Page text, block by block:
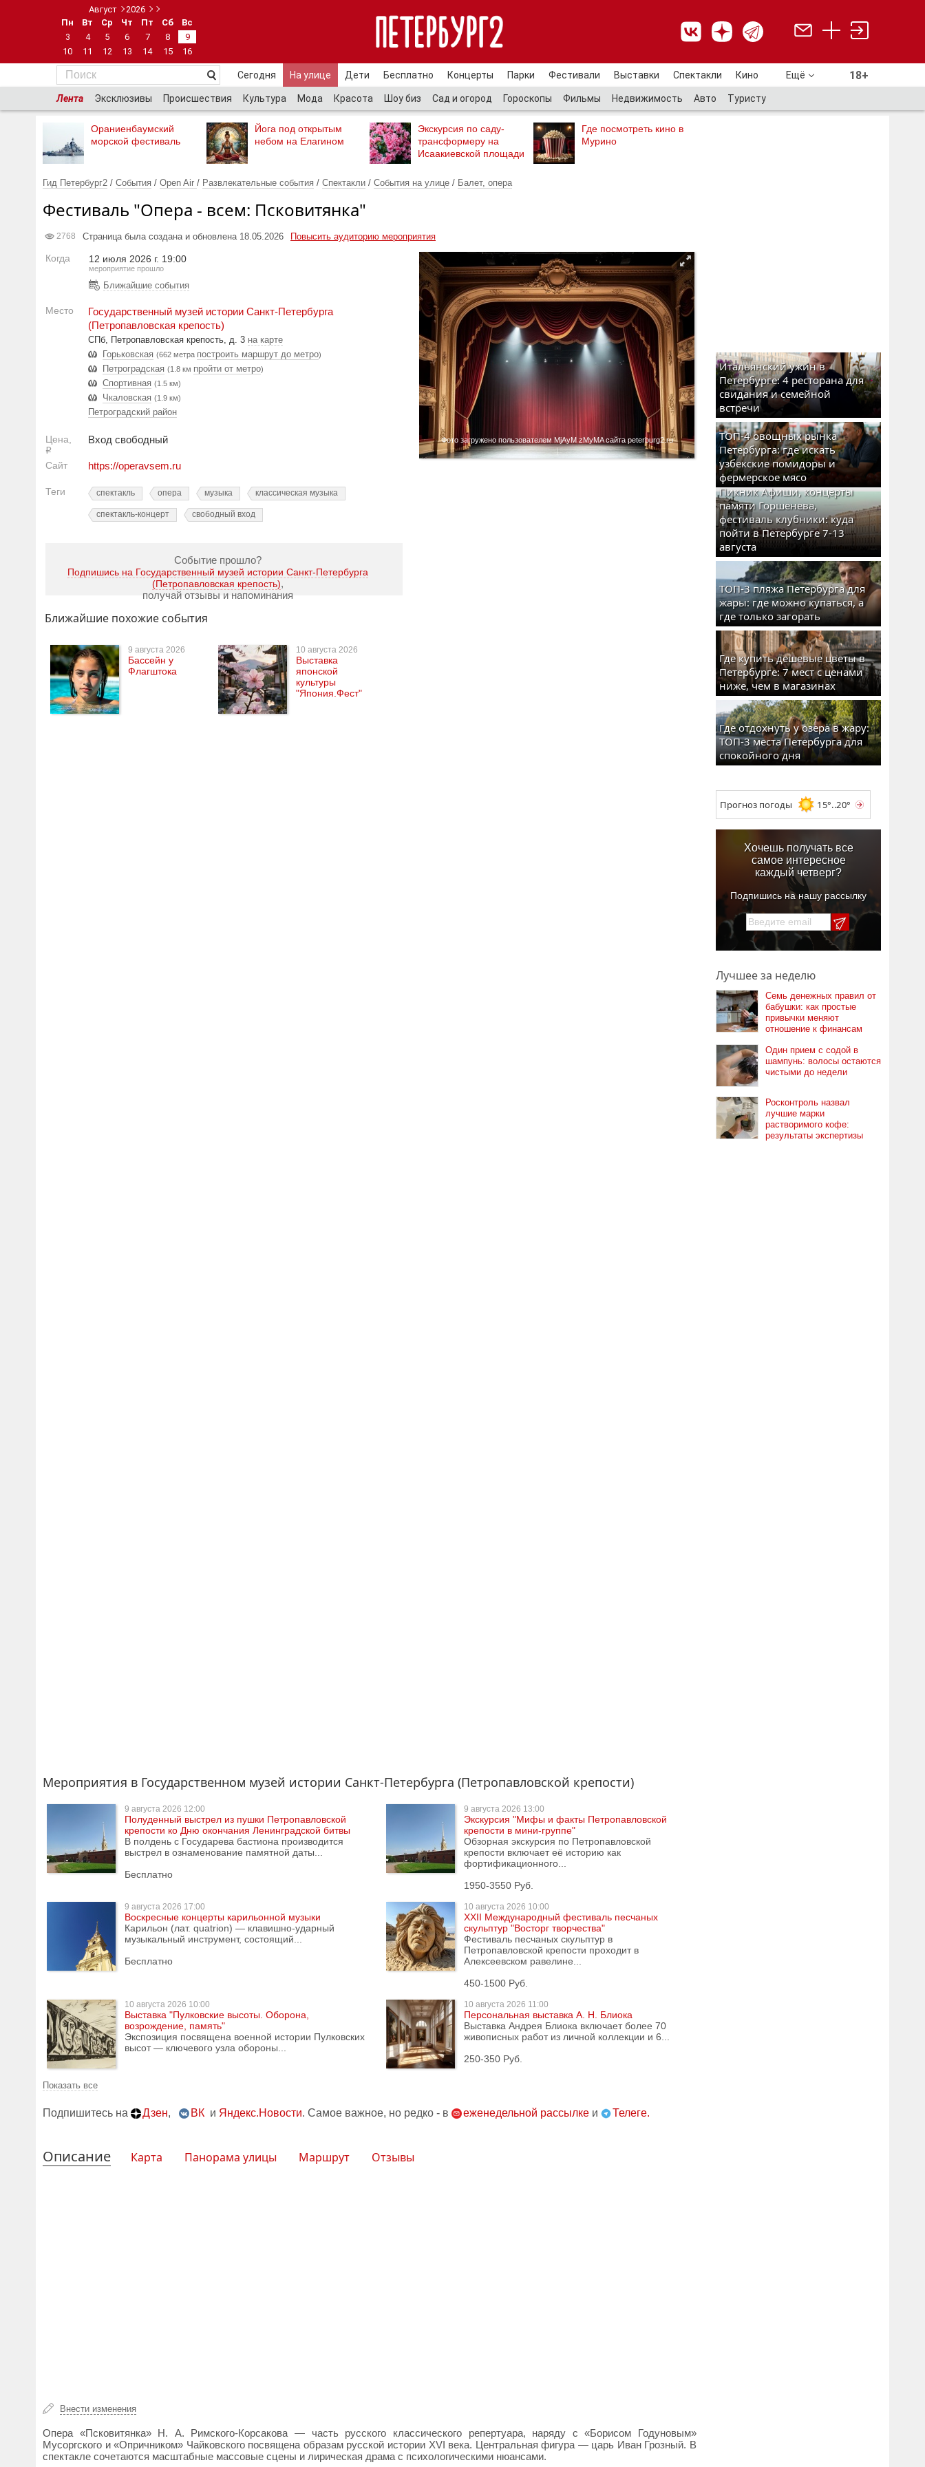
Август
2026
Пн
Вт Ср Чт Пт Сб
Вс
3
4 5 6 7 8
9
10
11 12 13 14 15 16
Сегодня На улице Дети Бесплатно Концерты Парки Фестивали Выставки Спектакли Кино Ещё 18+
Лента Эксклюзивы Происшествия Культура Мода Красота Шоу биз Сад и огород Гороскопы Фильмы Недвижимость Авто Туристу
Ораниенбаумский
морской фестиваль
Йога под открытым
небом на Елагином
Экскурсия по саду-
трансформеру на
Исаакиевской площади
Где посмотреть кино в
Мурино
Гид Петербург2 / События / Оpen Air / Развлекательные события / Спектакли / События на улице / Балет, опера
Фестиваль "Опера - всем: Псковитянка"
2768 Страница была создана и обновлена 18.05.2026 Повысить аудиторию мероприятия
Когда 12 июля 2026 г. 19:00
мероприятие прошло
Ближайшие события
Место
Государственный музей истории Санкт-Петербурга
(Петропавловская крепость)
СПб, Петропавловская крепость, д. 3 на карте
Горьковская (662 метра построить маршрут до метро)
Петроградская (1.8 км пройти от метро)
Спортивная (1.5 км)
Чкаловская (1.9 км)
Петроградский район
Цена,
Р
Вход свободный
Сайт https://operavsem.ru
Теги спектакль опера музыка классическая музыка
спектакль-концерт свободный вход
Событие прошло?
Подпишись на Государственный музей истории Санкт-Петербурга
(Петропавловская крепость),
получай отзывы и напоминания
Фото загружено пользователем MjAyM zMyMA сайта peterburg2.ru
Ближайшие похожие события
9 августа 2026
Бассейн у
Флагштока
10 августа 2026
Выставка
японской
культуры
"Япония.Фест"
Мероприятия в Государственном музей истории Санкт-Петербурга (Петропавловской крепости)
9 августа 2026 12:00
Полуденный выстрел из пушки Петропавловской
крепости ко Дню окончания Ленинградской битвы
В полдень с Государева бастиона производится
выстрел в ознаменование памятной даты...
Бесплатно
9 августа 2026 13:00
Экскурсия "Мифы и факты Петропавловской
крепости в мини-группе"
Обзорная экскурсия по Петропавловской
крепости включает её историю как
фортификационного...
1950-3550 Руб.
9 августа 2026 17:00
Воскресные концерты карильонной музыки
Карильон (лат. quatrion) — клавишно-ударный
музыкальный инструмент, состоящий...
Бесплатно
10 августа 2026 10:00
XXII Международный фестиваль песчаных
скульптур "Восторг творчества"
Фестиваль песчаных скульптур в
Петропавловской крепости проходит в
Алексеевском равелине...
450-1500 Руб.
10 августа 2026 10:00
Выставка "Пулковские высоты. Оборона,
возрождение, память"
Экспозиция посвящена военной истории Пулковских
высот — ключевого узла обороны...
10 августа 2026 11:00
Персональная выставка А. Н. Блиока
Выставка Андрея Блиока включает более 70
живописных работ из личной коллекции и 6...
250-350 Руб.
Показать все
Подпишитесь на Дзен, ВК и Яндекс.Новости. Самое важное, но редко - в еженедельной рассылке и Телеге.
Описание Карта Панорама улицы Маршрут Отзывы
Внести изменения
Опера «Псковитянка» Н. А. Римского-Корсакова — часть русского классического репертуара, наряду с «Борисом Годуновым»
Мусоргского и «Опричником» Чайковского посвящена образам русской истории XVI века. Центральная фигура — царь Иван Грозный. В
спектакле сочетаются масштабные массовые сцены и лирическая драма с психологическими нюансами.
Итальянский ужин в
Петербурге: 4 ресторана для
свидания и семейной
встречи
ТОП-4 овощных рынка
Петербурга: где искать
узбекские помидоры и
фермерское мясо
Пикник Афиши, концерты
памяти Горшенева,
фестиваль клубники: куда
пойти в Петербурге 7-13
августа
ТОП-3 пляжа Петербурга для
жары: где можно купаться, а
где только загорать
Где купить дешевые цветы в
Петербурге: 7 мест с ценами
ниже, чем в магазинах
Где отдохнуть у озера в жару:
ТОП-3 места Петербурга для
спокойного дня
Прогноз погоды 15°..20°
Хочешь получать все
самое интересное
каждый четверг?
Подпишись на нашу рассылку
Лучшее за неделю
Семь денежных правил от
бабушки: как простые
привычки меняют
отношение к финансам
Один прием с содой в
шампунь: волосы остаются
чистыми до недели
Росконтроль назвал
лучшие марки
растворимого кофе:
результаты экспертизы